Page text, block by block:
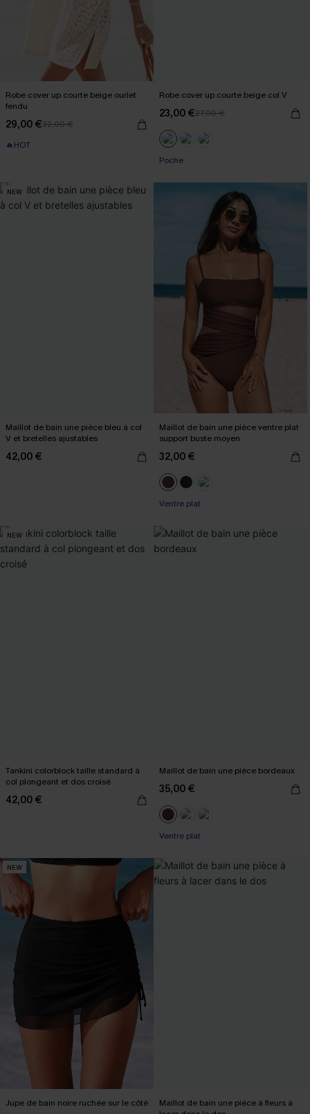
Robe cover up courte beige ourlet
fendu
29,00 €32,00 €
🔥HOT
Robe cover up courte beige col V
23,00 €27,00 €
Poche
NEW
Maillot de bain une pièce bleu à col
V et bretelles ajustables
42,00 €
Maillot de bain une pièce ventre plat
support buste moyen
32,00 €
Ventre plat
NEW
Tankini colorblock taille standard à
col plongeant et dos croisé
42,00 €
Maillot de bain une pièce bordeaux
35,00 €
Ventre plat
NEW
Jupe de bain noire ruchée sur le côté
Maillot de bain une pièce à fleurs à